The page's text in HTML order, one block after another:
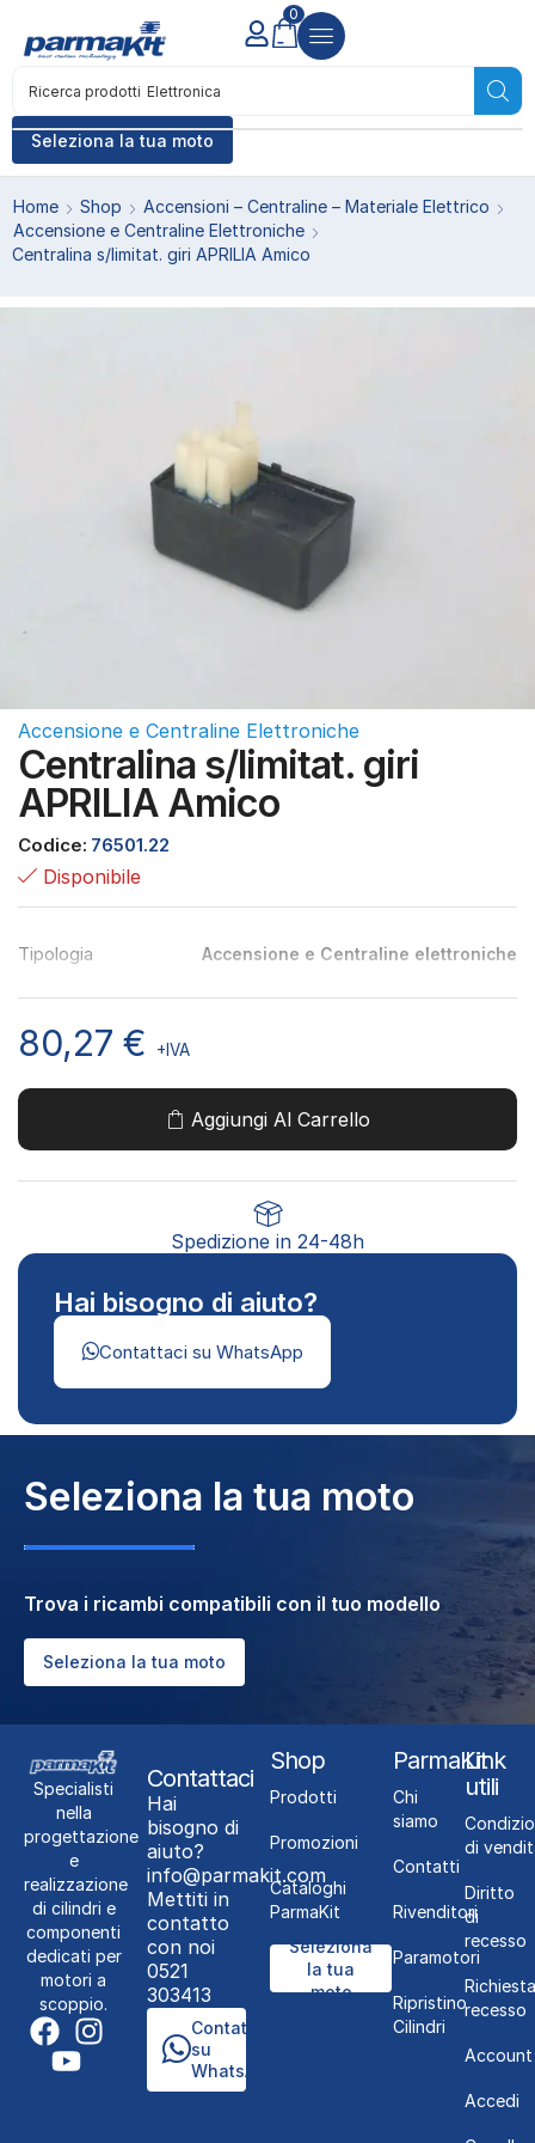
Seleziona la tua moto
Ricerca prodotti Elettronica
0
Home Shop
Accensioni – Centraline – Materiale Elettrico
Accensione e Centraline Elettroniche
Centralina s/limitat. giri APRILIA Amico
Accensione e Centraline Elettroniche
Centralina s/limitat. giri
APRILIA Amico
Codice: 76501.22
Disponibile
Tipologia Accensione e Centraline elettroniche
80,27 € +IVA
Aggiungi Al Carrello
Spedizione in 24-48h
Hai bisogno di aiuto?
Contattaci su WhatsApp
Seleziona la tua moto
Trova i ricambi compatibili con il tuo modello
Seleziona la tua moto
Specialisti
nella
progettazione
e
realizzazione
di cilindri e
componenti
dedicati per
motori a
scoppio.
Contattaci
Hai
bisogno di
aiuto?
info@parmakit.com
Mettiti in
contatto
con noi
0521
303413
Contattaci
su
WhatsApp
Shop
Prodotti
Promozioni
Cataloghi
ParmaKit
Seleziona
la tua
moto
ParmaKit
Chi
siamo
Contatti
Rivenditori
Paramotori
Ripristino
Cilindri
Link
utili
di
Diritto
di
recesso
Richiesta
recesso
Account
Accedi